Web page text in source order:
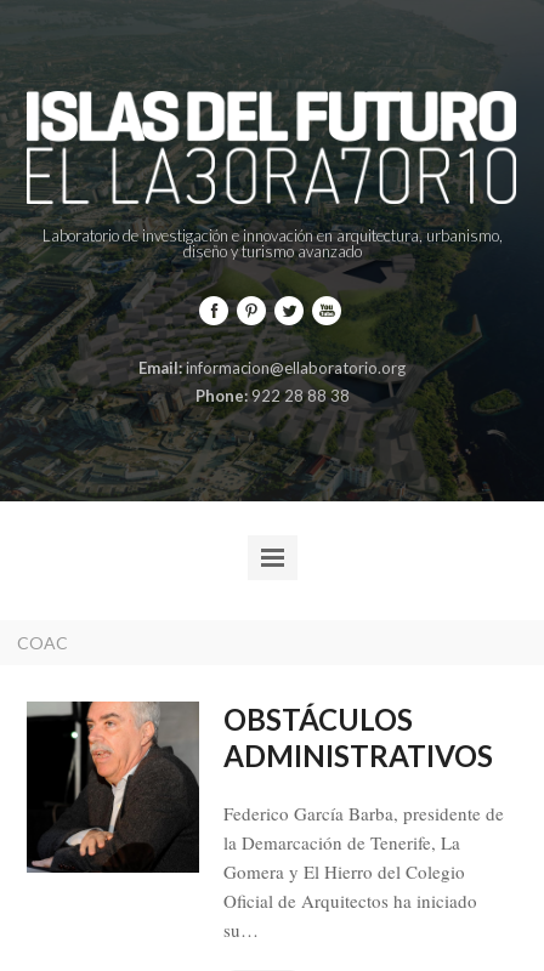
Laboratorio de investigación e innovación en arquitectura, urbanismo,
diseño y turismo avanzado
Email:informacion@ellaboratorio.org
Phone:922 28 88 38
COAC
OBSTÁCULOS
ADMINISTRATIVOS
Federico García Barba, presidente de
la Demarcación de Tenerife, La
Gomera y El Hierro del Colegio
Oficial de Arquitectos ha iniciado
su…